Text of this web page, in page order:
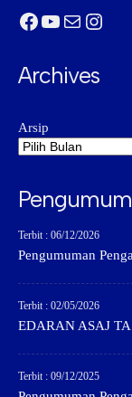
Facebook
YouTube
Mail
Archives
Arsip
Terbit : 06/12/2026
Pengumuman
Terbit : 02/05/2026
EDARAN ASAJ
Terbit : 09/12/2025